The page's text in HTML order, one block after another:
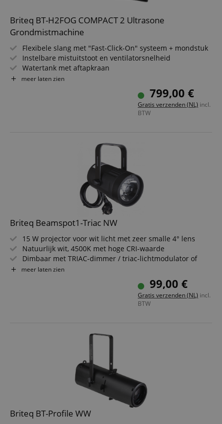
Briteq BT-H2FOG COMPACT 2 Ultrasone
Grondmistmachine
Flexibele slang met "Fast-Click-On" systeem + mondstuk
Instelbare mistuitstoot en ventilatorsnelheid
Watertank met aftapkraan
Behuizing en tank van kunststof
Geluidsarme werking - ideaal voor gebruik in theaters,
Inclusief draadloze afstandsbediening
meer laten zien
799,00 €
Gratis verzenden (NL) incl.
BTW
Briteq Beamspot1-Triac NW
15 W projector voor wit licht met zeer smalle 4° lens
Natuurlijk wit, 4500K met hoge CRI-waarde
Dimbaar met TRIAC-dimmer / triac-lichtmodulator of
dimmerknop
Voor discotheken, beursstanden, restaurants, winkels om
Inclusief verwisselbare 10°- & 45°-filters
meer laten zien
99,00 €
Gratis verzenden (NL) incl.
BTW
Briteq BT-Profile WW